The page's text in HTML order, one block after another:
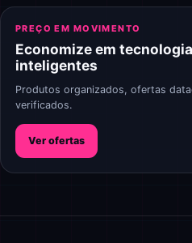
PREÇO EM MOVIMENTO
Economize em
inteligentes
Produtos organizados, ofertas
verificados.
Ver ofertas